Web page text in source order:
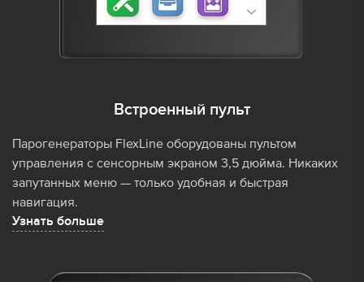
Встроенный пульт
Парогенераторы FlexLine оборудованы пультом
управления с сенсорным экраном 3,5 дюйма. Никаких
запутанных меню — только удобная и быстрая
навигация.
Узнать больше